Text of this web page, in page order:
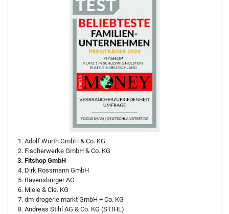
Adolf Würth GmbH & Co. KG
Fischerwerke GmbH & Co. KG
Fitshop GmbH
Dirk Rossmann GmbH
Ravensburger AG
Miele & Cie. KG
dm-drogerie markt GmbH + Co. KG
Andreas Stihl AG & Co. KG (STIHL)